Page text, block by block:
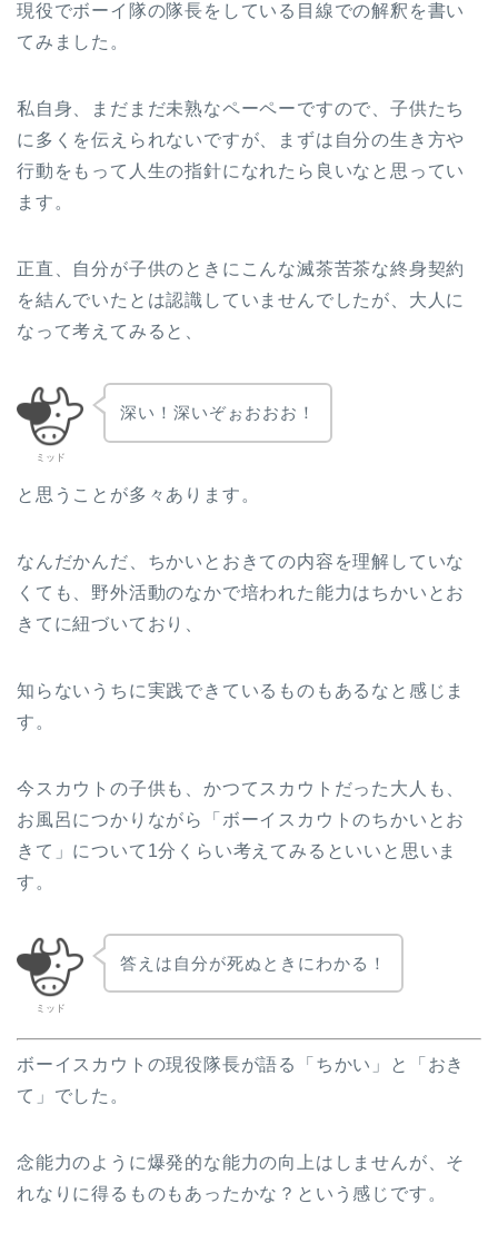
現役でボーイ隊の隊長をしている目線での解釈を書い
てみました。
私自身、まだまだ未熟なペーペーですので、子供たち
に多くを伝えられないですが、まずは自分の生き方や
行動をもって人生の指針になれたら良いなと思ってい
ます。
正直、自分が子供のときにこんな滅茶苦茶な終身契約
を結んでいたとは認識していませんでしたが、大人に
なって考えてみると、
ミッド
深い！深いぞぉおおお！
と思うことが多々あります。
なんだかんだ、ちかいとおきての内容を理解していな
くても、野外活動のなかで培われた能力はちかいとお
きてに紐づいており、
知らないうちに実践できているものもあるなと感じま
す。
今スカウトの子供も、かつてスカウトだった大人も、
お風呂につかりながら「ボーイスカウトのちかいとお
きて」について1分くらい考えてみるといいと思いま
す。
ミッド
答えは自分が死ぬときにわかる！
ボーイスカウトの現役隊長が語る「ちかい」と「おき
て」でした。
念能力のように爆発的な能力の向上はしませんが、そ
れなりに得るものもあったかな？という感じです。